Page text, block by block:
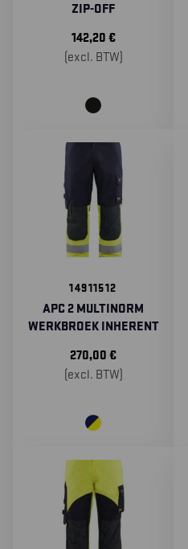
ZIP-OFF
142,20 €
(excl. BTW)
14911512
APC 2 MULTINORM
WERKBROEK INHERENT
270,00 €
(excl. BTW)